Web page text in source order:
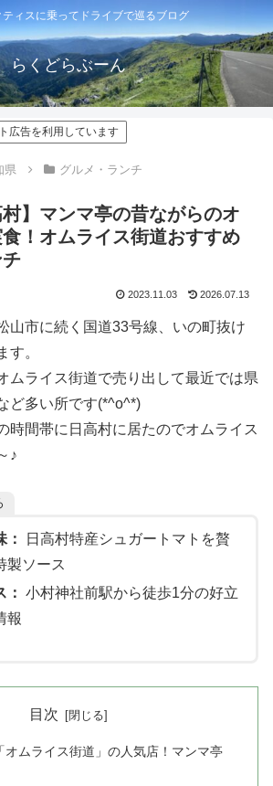
ィスに乗ってドライブで巡るブログ
らくどらぶーん
広告を利用しています
県 グルメ・ランチ
村】マンマ亭の昔ながらのオ
！オムライス街道おすすめ
2023.11.03 2026.07.13
山市に続く国道33号線、いの町抜け
す。
ムライス街道で売り出して最近では県
ど多い所です(*^o^*)
時間帯に日高村に居たのでオムライス
♪
：
日高村特産シュガートマトを贅
製ソース
： 小村神社前駅から徒歩1分の好立
報
目次
オムライス街道」の人気店！マンマ亭